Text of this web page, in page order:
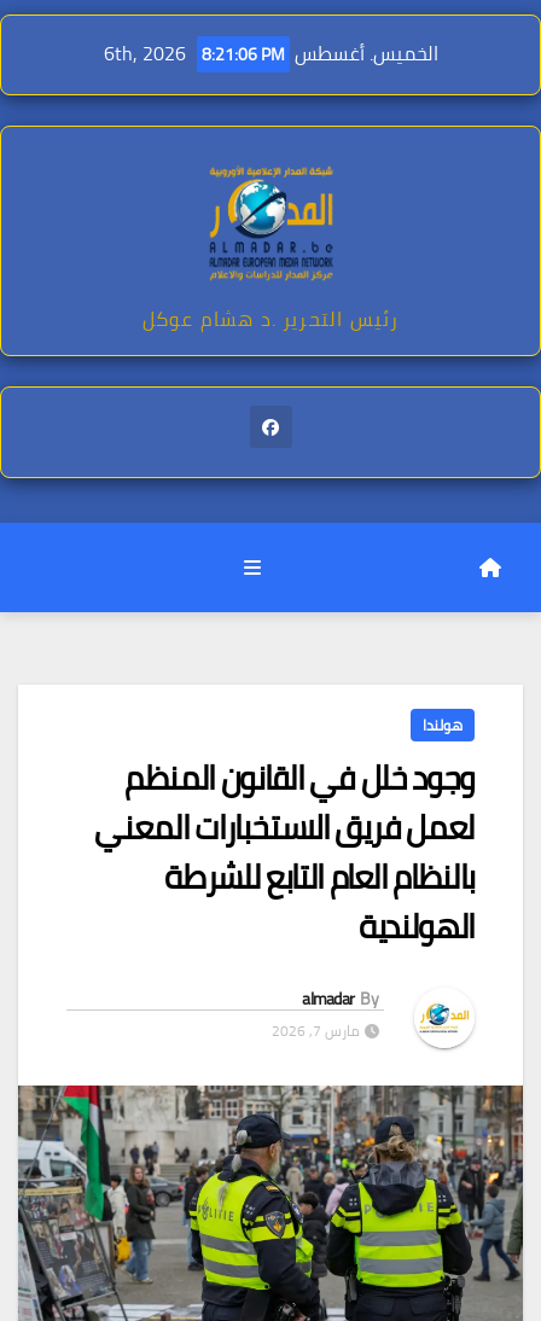
Skip
content
الخميس. أغسطس 6th, 2026 8:21:07 PM
رئيس التحرير .د هشام عوكل
هولندا
وجود خلل في القانون المنظم
لعمل فريق الاستخبارات المعني
بالنظام العام التابع للشرطة
الهولندية
By
almadar
مارس 7, 2026